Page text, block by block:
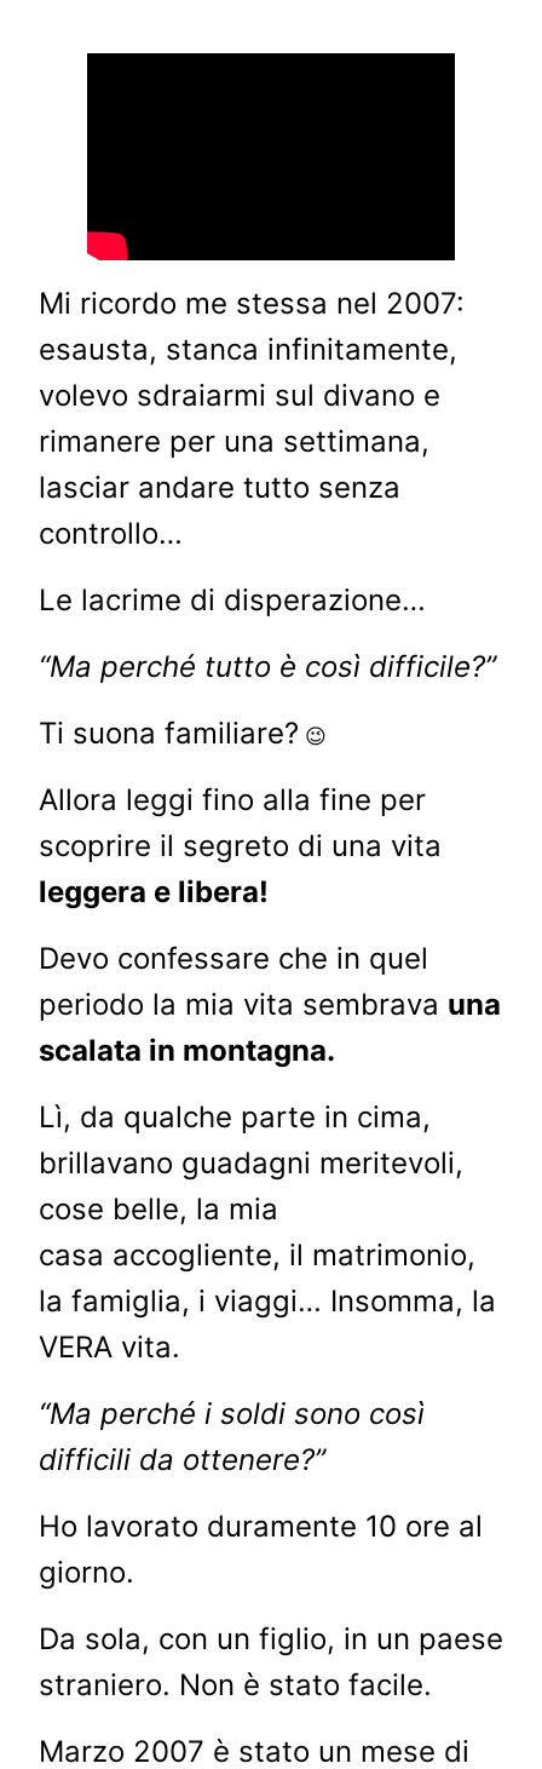
Mi ricordo me stessa nel 2007:
esausta, stanca infinitamente,
volevo sdraiarmi sul divano e
rimanere per una settimana,
lasciar andare tutto senza
controllo…
Le lacrime di disperazione…
“Ma perché tutto è così difficile?”
Ti suona familiare? 😉
Allora leggi fino alla fine per
scoprire il segreto di una vita
leggera e libera!
Devo confessare che in quel
periodo la mia vita sembrava una
scalata in montagna.
Lì, da qualche parte in cima,
brillavano guadagni meritevoli,
cose belle, la mia
casa accogliente, il matrimonio,
la famiglia, i viaggi… Insomma, la
VERA vita.
“Ma perché i soldi sono così
difficili da ottenere?”
Ho lavorato duramente 10 ore al
giorno.
Da sola, con un figlio, in un paese
straniero. Non è stato facile.
Marzo 2007 è stato un mese di